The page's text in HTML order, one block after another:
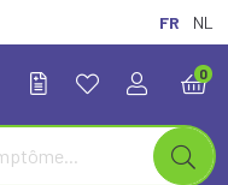
FR NL
0